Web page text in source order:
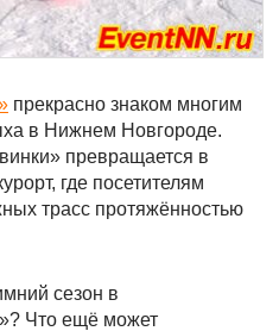
прекрасно знаком многим
в Нижнем Новгороде.
превращается в
где посетителям
трасс протяжённостью
сезон в
Что ещё может